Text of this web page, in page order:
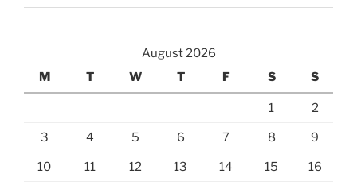
August 2026
M
T W T F S S
1 2
3 4 5 6 7 8 9
10 11 12 13 14 15 16